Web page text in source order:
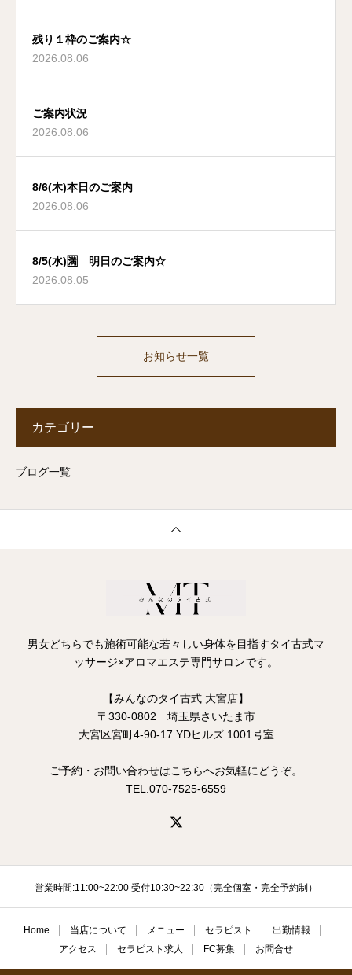
残り１枠のご案内☆
2026.08.06
ご案内状況
2026.08.06
8/6(木)本日のご案内
2026.08.06
8/5(水)🈵 明日のご案内☆
2026.08.05
お知らせ一覧
カテゴリー
ブログ一覧
男女どちらでも施術可能な若々しい身体を目指すタイ古式マ
ッサージ×アロマエステ専門サロンです。
【みんなのタイ古式 大宮店】
〒330-0802 埼玉県さいたま市
大宮区宮町4-90-17 YDヒルズ 1001号室
ご予約・お問い合わせはこちらへお気軽にどうぞ。
TEL.070-7525-6559
営業時間:11:00~22:00 受付10:30~22:30（完全個室・完全予約制）
Home 当店について メニュー セラピスト
出勤情報
アクセス
セラピスト求人 FC募集 お問合せ